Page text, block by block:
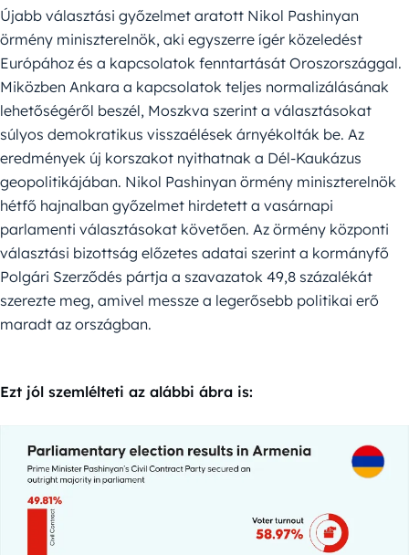
Újabb választási győzelmet aratott Nikol Pashinyan
örmény miniszterelnök, aki egyszerre ígér közeledést
Európához és a kapcsolatok fenntartását Oroszországgal.
Miközben Ankara a kapcsolatok teljes normalizálásának
lehetőségéről beszél, Moszkva szerint a választásokat
súlyos demokratikus visszaélések árnyékolták be. Az
eredmények új korszakot nyithatnak a Dél-Kaukázus
geopolitikájában. Nikol Pashinyan örmény miniszterelnök
hétfő hajnalban győzelmet hirdetett a vasárnapi
parlamenti választásokat követően. Az örmény központi
választási bizottság előzetes adatai szerint a kormányfő
Polgári Szerződés pártja a szavazatok 49,8 százalékát
szerezte meg, amivel messze a legerősebb politikai erő
maradt az országban.
Ezt jól szemlélteti az alábbi ábra is: